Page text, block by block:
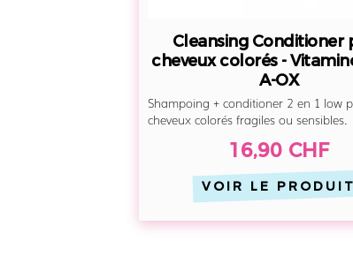
Cleansing Conditioner
cheveux colorés -
A-OX
Shampoing + conditioner 2 en 1 low
cheveux colorés fragiles ou sensibles.
16,90 CHF
VOIR LE PRODUIT